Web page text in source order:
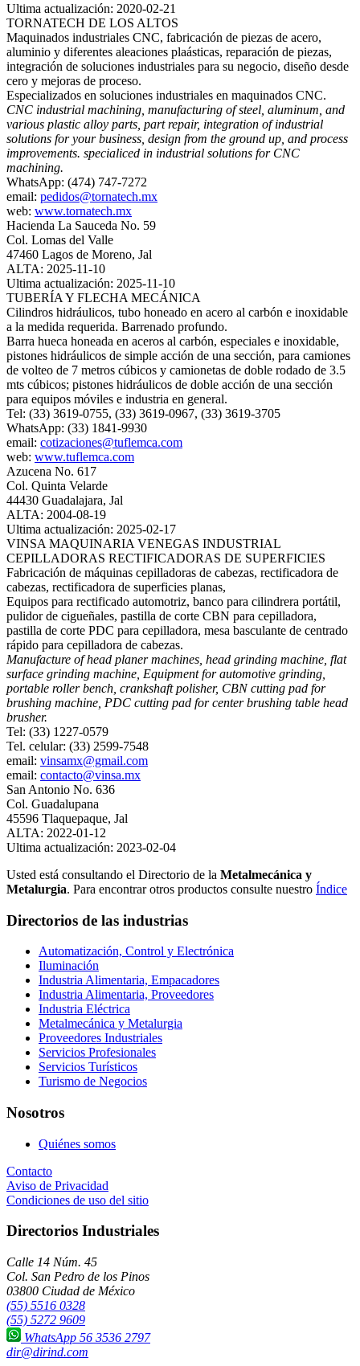
Ultima actualización: 2020-02-21
TORNATECH DE LOS ALTOS
Maquinados industriales CNC, fabricación de piezas de acero,
aluminio y diferentes aleaciones plaásticas, reparación de piezas,
integración de soluciones industriales para su negocio, diseño desde
cero y mejoras de proceso.
Especializados en soluciones industriales en maquinados CNC.
CNC industrial machining, manufacturing of steel, aluminum, and
various plastic alloy parts, part repair, integration of industrial
solutions for your business, design from the ground up, and process
improvements. specialiced in industrial solutions for CNC
machining.
WhatsApp: (474) 747-7272
email: pedidos@tornatech.mx
web: www.tornatech.mx
Hacienda La Sauceda No. 59
Col. Lomas del Valle
47460 Lagos de Moreno, Jal
ALTA: 2025-11-10
Ultima actualización: 2025-11-10
TUBERÍA Y FLECHA MECÁNICA
Cilindros hidráulicos, tubo honeado en acero al carbón e inoxidable
a la medida requerida. Barrenado profundo.
Barra hueca honeada en aceros al carbón, especiales e inoxidable,
pistones hidráulicos de simple acción de una sección, para camiones
de volteo de 7 metros cúbicos y camionetas de doble rodado de 3.5
mts cúbicos; pistones hidráulicos de doble acción de una sección
para equipos móviles e industria en general.
Tel: (33) 3619-0755, (33) 3619-0967, (33) 3619-3705
WhatsApp: (33) 1841-9930
email: cotizaciones@tuflemca.com
web: www.tuflemca.com
Azucena No. 617
Col. Quinta Velarde
44430 Guadalajara, Jal
ALTA: 2004-08-19
Ultima actualización: 2025-02-17
VINSA MAQUINARIA VENEGAS INDUSTRIAL
CEPILLADORAS RECTIFICADORAS DE SUPERFICIES
Fabricación de máquinas cepilladoras de cabezas, rectificadora de
cabezas, rectificadora de superficies planas,
Equipos para rectificado automotriz, banco para cilindrera portátil,
pulidor de cigueñales, pastilla de corte CBN para cepilladora,
pastilla de corte PDC para cepilladora, mesa basculante de centrado
rápido para cepilladora de cabezas.
Manufacture of head planer machines, head grinding machine, flat
surface grinding machine, Equipment for automotive grinding,
portable roller bench, crankshaft polisher, CBN cutting pad for
brushing machine, PDC cutting pad for center brushing table head
brusher.
Tel: (33) 1227-0579
Tel. celular: (33) 2599-7548
email: vinsamx@gmail.com
email: contacto@vinsa.mx
San Antonio No. 636
Col. Guadalupana
45596 Tlaquepaque, Jal
ALTA: 2022-01-12
Ultima actualización: 2023-02-04
Usted está consultando el Directorio de la Metalmecánica y
Metalurgia. Para encontrar otros productos consulte nuestro Índice
Directorios de las industrias
Automatización, Control y Electrónica
Iluminación
Industria Alimentaria, Empacadores
Industria Alimentaria, Proveedores
Industria Eléctrica
Metalmecánica y Metalurgia
Proveedores Industriales
Servicios Profesionales
Servicios Turísticos
Turismo de Negocios
Nosotros
Quiénes somos
Contacto
Aviso de Privacidad
Condiciones de uso del sitio
Directorios Industriales
Calle 14 Núm. 45
Col. San Pedro de los Pinos
03800 Ciudad de México
(55) 5516 0328
(55) 5272 9609
WhatsApp 56 3536 2797
dir@dirind.com